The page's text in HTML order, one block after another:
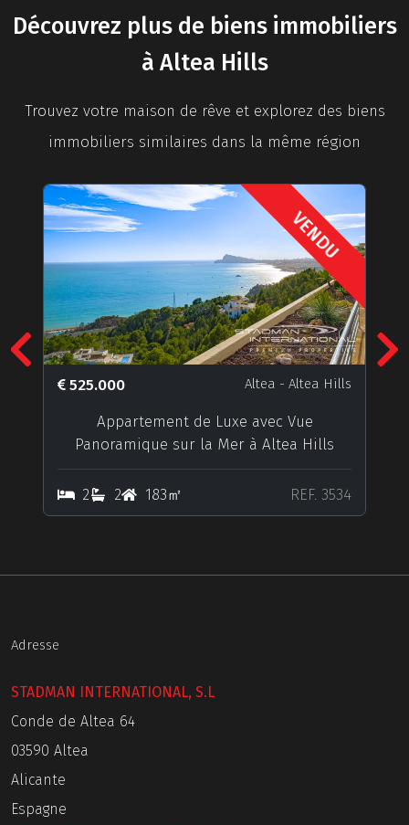
Découvrez plus de biens immobiliers
à Altea Hills
Trouvez votre maison de rêve et explorez des biens
immobiliers similaires dans la même région
VENDU
525.000 Altea - Altea Hills
Appartement de Luxe avec Vue
Panoramique sur la Mer à Altea Hills
2 2 183㎡ REF. 3534
Previous
Adresse
STADMAN INTERNATIONAL, S.L
Conde de Altea 64
03590 Altea
Alicante
Espagne